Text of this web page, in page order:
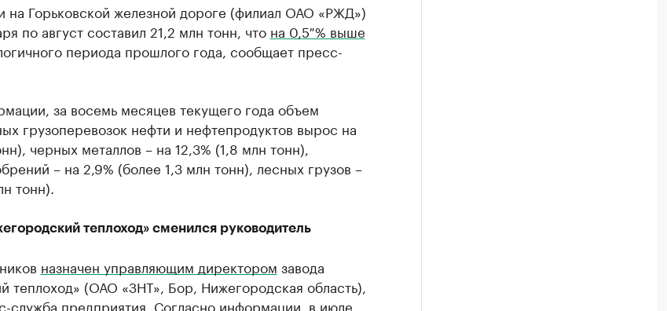
на Горьковской железной дороге (филиал ОАО «РЖД»)
по август составил 21,2 млн тонн, что на 0,5 % выше
периода прошлого года, сообщает пресс-
за восемь месяцев текущего года объем
грузоперевозок нефти и нефтепродуктов вырос на
черных металлов – на 12,3% (1,8 млн тонн),
– на 2,9% (более 1,3 млн тонн), лесных грузов –
тонн).
теплоход» сменился руководитель
назначен управляющим директором завода
теплоход» (ОАО «ЗНТ», Бор, Нижегородская область),
служба предприятия. Согласно информации, в июле